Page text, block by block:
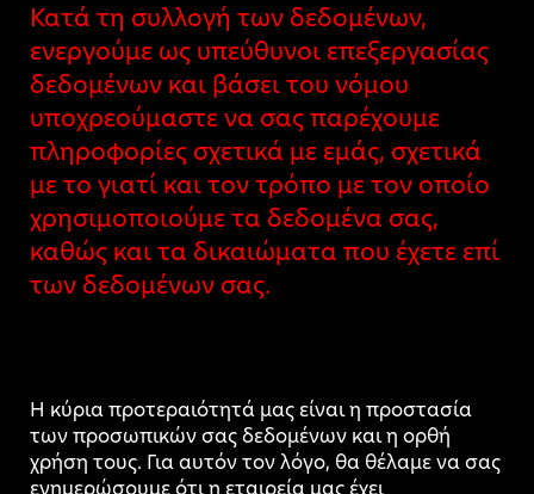
Κατά τη συλλογή των δεδομένων,
ενεργούμε ως υπεύθυνοι επεξεργασίας
δεδομένων και βάσει του νόμου
υποχρεούμαστε να σας παρέχουμε
πληροφορίες σχετικά με εμάς, σχετικά
με το γιατί και τον τρόπο με τον οποίο
χρησιμοποιούμε τα δεδομένα σας,
καθώς και τα δικαιώματα που έχετε επί
των δεδομένων σας.
Η κύρια προτεραιότητά μας είναι η προστασία
των προσωπικών σας δεδομένων και η ορθή
χρήση τους. Για αυτόν τον λόγο, θα θέλαμε να σας